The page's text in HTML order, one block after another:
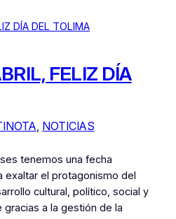
FELIZ DÍA
, NOTICIAS
tenemos una fecha
exaltar el protagonismo del
cultural, político, social y
a la gestión de la